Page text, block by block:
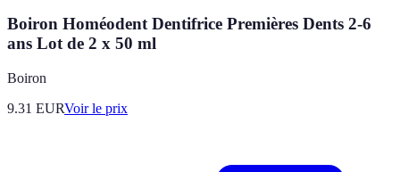
Boiron Homéodent Dentifrice Premières Dents 2-6
ans Lot de 2 x 50 ml
Boiron
9.31 EURVoir le prix